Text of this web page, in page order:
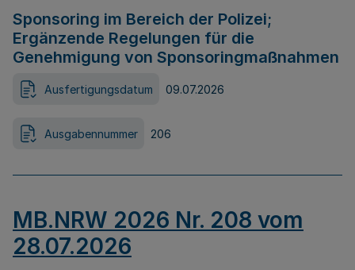
Sponsoring im Bereich der Polizei;
Ergänzende Regelungen für die
Genehmigung von Sponsoringmaßnahmen
Ausfertigungsdatum 09.07.2026
Ausgabennummer 206
MB.NRW 2026 Nr. 208 vom
28.07.2026